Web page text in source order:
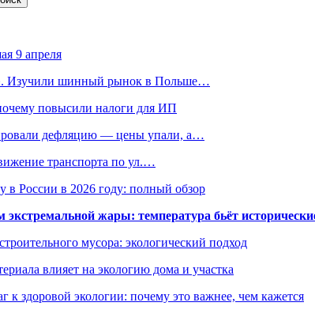
9 апреля
Изучили шинный рынок в Польше…
повысили налоги для ИП
дефляцию — цены упали, а…
транспорта по ул.…
в России в 2026 году: полный обзор
экстремальной жары: температура бьёт
мусора: экологический подход
влияет на экологию дома и участка
к здоровой экологии: почему это важнее, чем кажется